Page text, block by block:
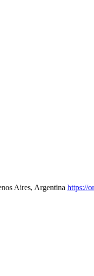
Aires, Argentina https://